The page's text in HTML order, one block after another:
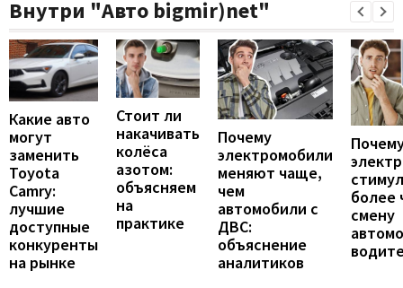
Внутри "Авто bigmir)net"
Какие авто
могут
заменить
Toyota
Camry:
лучшие
доступные
конкуренты
на рынке
Стоит ли
накачивать
колёса
азотом:
объясняем
на
практике
Почему
электромобили
меняют чаще,
чем
автомобили с
ДВС:
объяснение
аналитиков
более
смену